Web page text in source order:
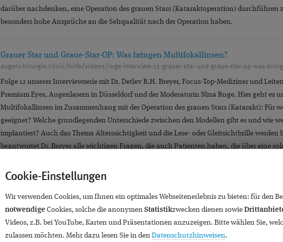
darüber nachdenken, eine Operation des grauen Stars (Kataraktoperation) durchführen
besonders hohe Ansprüche an die Sehqualität nach der Operation haben.
Grauer Star und Graue-Star-OP: Was bringen Multifokallinsen?
augenchirurgie.clinic/hilfe/videos/ruge-interview-12-grauer-star-und-graue-star-op-was-
Folge 12 unserer Interviewserie mit Dr. Detlev R.H. Breyer, Focus-Top-Mediziner und
Premium Eyes, Augenlasern in Düsseldorf und der Moderatorin Nina Ruge. Hier geht es
Multifokallinsen im Zusammenhang mit der Operation des grauen Stars (Katarakt): Für
geeignet? Welche grundlegenden Unterschiede zwischen den Modellen gibt es und wie
implantiert? Auch das Thema Alterssichtigkeit und die Lese- oder Gleitsichtbrille werden
beantwortet Dr. Breyer alle wichtigen Fragen, die auch Patienten haben, die über eine
Was tun, wenn Augenlasern nicht möglich ist?
Folge 11 unserer Interviewserie mit Dr. Detlev R.H. Breyer, Focus-Top-Mediziner und
Premium Eyes Augenlasern in Düsseldorf mit der Moderatorin Nina Ruge. Hier geht es um
Cookie-Einstellungen
Wir verwenden Cookies, um Ihnen ein optimales Webseitenerlebnis zu bieten: für den
notwendige Cookies, solche die anonymen Statistikzwecken dienen sowie
Videos, z.B. bei YouTube, Karten und Präsentationen anzuzeigen. Bitte wählen Sie,
zulassen möchten. Mehr dazu lesen Sie in den Datenschutzhinweisen.